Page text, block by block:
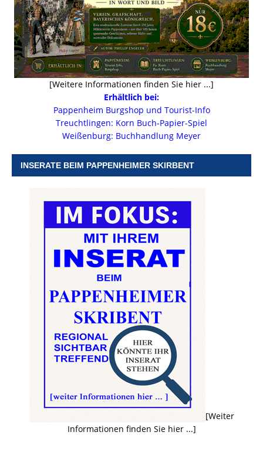
[Weitere Informationen finden Sie hier ...]
Erhältlich bei:
Pappenheim Burgshop und Tourist-Info
Treuchtlingen: Korn Buch-Papier-Spiel
Weißenburg: Buchhandlung Meyer
INSERATE BEIM PAPPENHEIMER SKIRBENT
[Weiter
Informationen finden Sie hier ...]